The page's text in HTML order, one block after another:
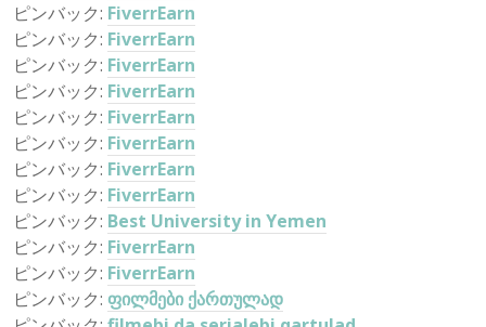
ピンバック: FiverrEarn
ピンバック: FiverrEarn
ピンバック: FiverrEarn
ピンバック: FiverrEarn
ピンバック: FiverrEarn
ピンバック: FiverrEarn
ピンバック: FiverrEarn
ピンバック: FiverrEarn
ピンバック: Best University in Yemen
ピンバック: FiverrEarn
ピンバック: FiverrEarn
ピンバック: ფილმები ქართულად